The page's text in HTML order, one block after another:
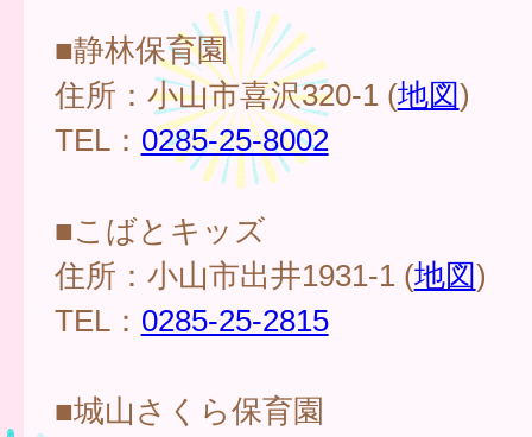
■静林保育園
住所：小山市喜沢320-1 (地図)
TEL： 0285-25-8002
■こばとキッズ
住所：小山市出井1931-1 (地図)
TEL： 0285-25-2815
■城山さくら保育園